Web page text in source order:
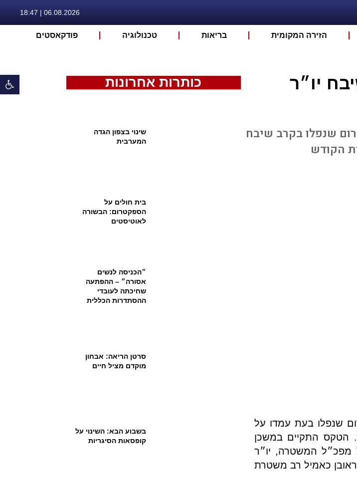
06.08.2026 | 18:47
הזירה המקומית בריאות טכנולוגיה פודקאסטים
יו״ר
שנפלו בקרב שיבח
הקודש
שנפלו בעת עמדו על
הטקס התקיים במשכן
מפכ״ל המשטרה, יו״ר
כאמיל רב משטרת
כותרות אחרונות
שינוי בצפון הגדה
המערבית
בית חולים על
הספקטרום: הבשורה
לאוטיסטים
״הכניסה לנשים
אסורה״ – ההפתעה
שחיכתה לעובדי
ההסתדרות הכללית
סרטן הריאה: אבחון
מוקדם מציל חיים
בשבוע הבא: השינוי על
קופסאות הסיגריות